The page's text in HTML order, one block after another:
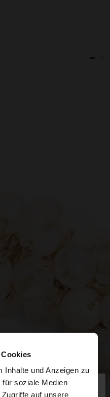
Inhalte und Anzeigen zu
für soziale Medien
auf unsere